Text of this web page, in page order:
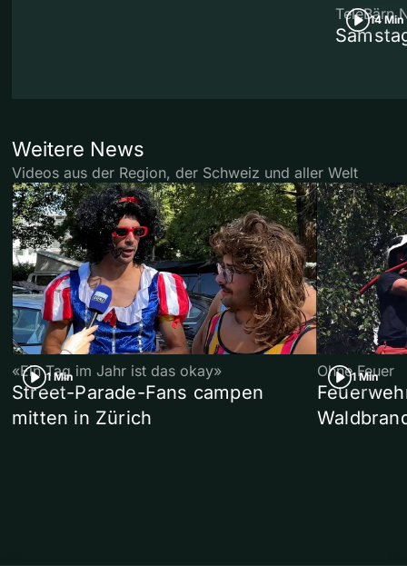
14 Min
TeleBärn
Weitere News
Videos aus der Region, der Schweiz und aller Welt
1 Min
«Ein Tag im Jahr ist das okay»
Street-Parade-Fans campen
mitten in Zürich
1 Min
Ohne Feuer